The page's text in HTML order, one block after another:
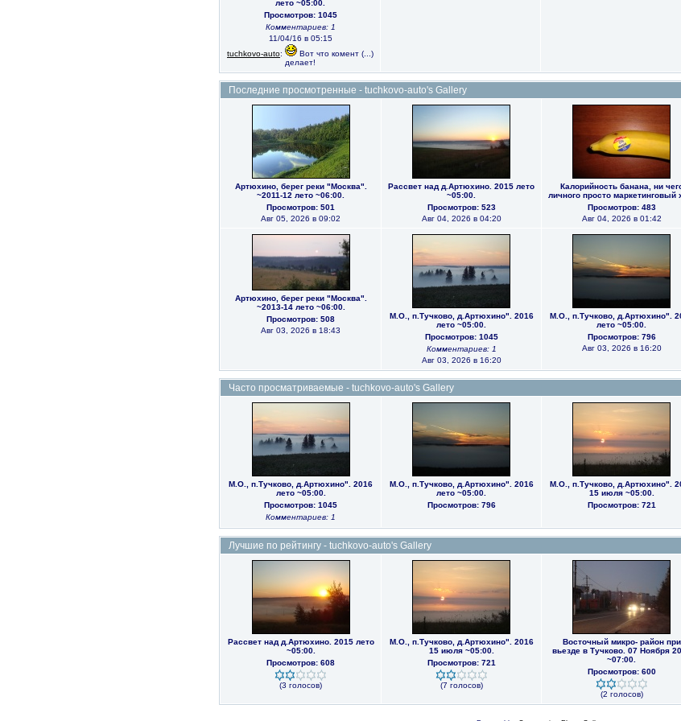
лето ~05:00.
Просмотров: 1045
Комментариев: 1
11/04/16 в 05:15
tuchkovo-auto:
Вот что комент (...)
делает!
Последние просмотренные - tuchkovo-auto's Gallery
Артюхино, берег реки "Москва".
~2011-12 лето ~06:00.
Просмотров: 501
Авг 05, 2026 в 09:02
Рассвет над д.Артюхино. 2015 лето
~05:00.
Просмотров: 523
Авг 04, 2026 в 04:20
Калорийность банана, ни
личного просто маркетинговый
Просмотров: 483
Авг 04, 2026 в 01:42
Артюхино, берег реки "Москва".
~2013-14 лето ~06:00.
Просмотров: 508
Авг 03, 2026 в 18:43
М.О., п.Тучково, д.Артюхино". 2016
лето ~05:00.
Просмотров: 1045
Комментариев: 1
Авг 03, 2026 в 16:20
М.О., п.Тучково, д.Артюхино".
лето ~05:00.
Просмотров: 796
Авг 03, 2026 в 16:20
Часто просматриваемые - tuchkovo-auto's Gallery
М.О., п.Тучково, д.Артюхино". 2016
лето ~05:00.
Просмотров: 1045
Комментариев: 1
М.О., п.Тучково, д.Артюхино". 2016
лето ~05:00.
Просмотров: 796
М.О., п.Тучково, д.Артюхино".
15 июля ~05:00.
Просмотров: 721
Лучшие по рейтингу - tuchkovo-auto's Gallery
Рассвет над д.Артюхино. 2015 лето
~05:00.
Просмотров: 608
(3 голосов)
М.О., п.Тучково, д.Артюхино". 2016
15 июля ~05:00.
Просмотров: 721
(7 голосов)
Восточный микро- район при
вьезде в Тучково. 07 Ноября
~07:00.
Просмотров: 600
(2 голосов)